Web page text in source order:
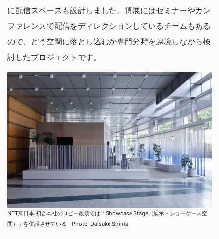
に配信スペースも設計しました。博展にはセミナーやカン
ファレンスで配信をディレクションしているチームもある
ので、どう空間に落とし込むか専門分野を越境しながら検
討したプロジェクトです。
NTT東日本 初台本社のロビー改装では「Showcase Stage（展示・ショーケース空
間）」を併設させている Photo: Daisuke Shima